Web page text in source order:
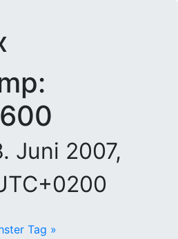
Juni 2007,
Tag »